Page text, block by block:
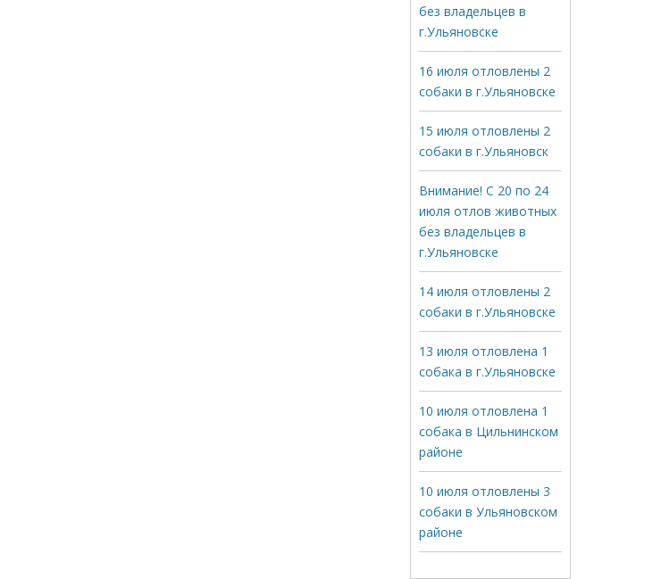
без владельцев в
г.Ульяновске
16 июля отловлены 2
собаки в г.Ульяновске
15 июля отловлены 2
собаки в г.Ульяновск
Внимание! С 20 по 24
июля отлов животных
без владельцев в
г.Ульяновске
14 июля отловлены 2
собаки в г.Ульяновске
13 июля отловлена 1
собака в г.Ульяновске
10 июля отловлена 1
собака в Цильнинском
районе
10 июля отловлены 3
собаки в Ульяновском
районе